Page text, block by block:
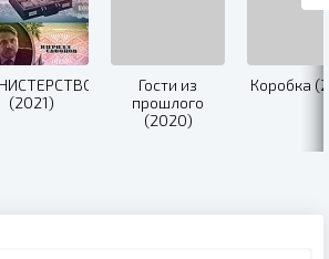
(2021)
Гости из
прошлого
(2020)
Коробка